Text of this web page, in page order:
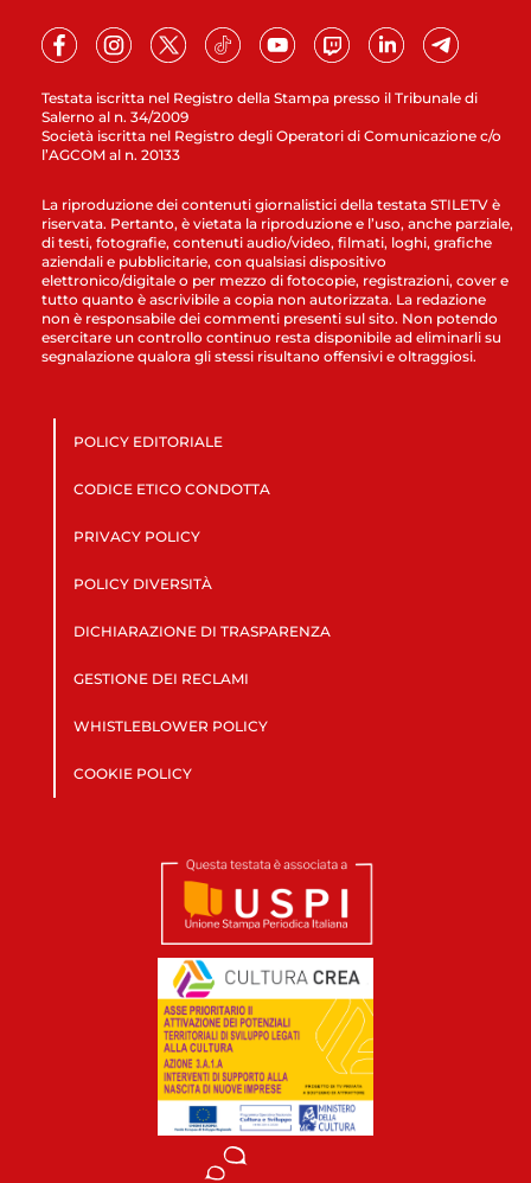
Testata iscritta nel Registro della Stampa presso il Tribunale di
Salerno al n. 34/2009
Società iscritta nel Registro degli Operatori di Comunicazione c/o
l’AGCOM al n. 20133
La riproduzione dei contenuti giornalistici della testata STILETV è
riservata. Pertanto, è vietata la riproduzione e l’uso, anche parziale,
di testi, fotografie, contenuti audio/video, filmati, loghi, grafiche
aziendali e pubblicitarie, con qualsiasi dispositivo
elettronico/digitale o per mezzo di fotocopie, registrazioni, cover e
tutto quanto è ascrivibile a copia non autorizzata. La redazione
non è responsabile dei commenti presenti sul sito. Non potendo
esercitare un controllo continuo resta disponibile ad eliminarli su
segnalazione qualora gli stessi risultano offensivi e oltraggiosi.
POLICY EDITORIALE
CODICE ETICO CONDOTTA
PRIVACY POLICY
POLICY DIVERSITÀ
DICHIARAZIONE DI TRASPARENZA
GESTIONE DEI RECLAMI
WHISTLEBLOWER POLICY
COOKIE POLICY